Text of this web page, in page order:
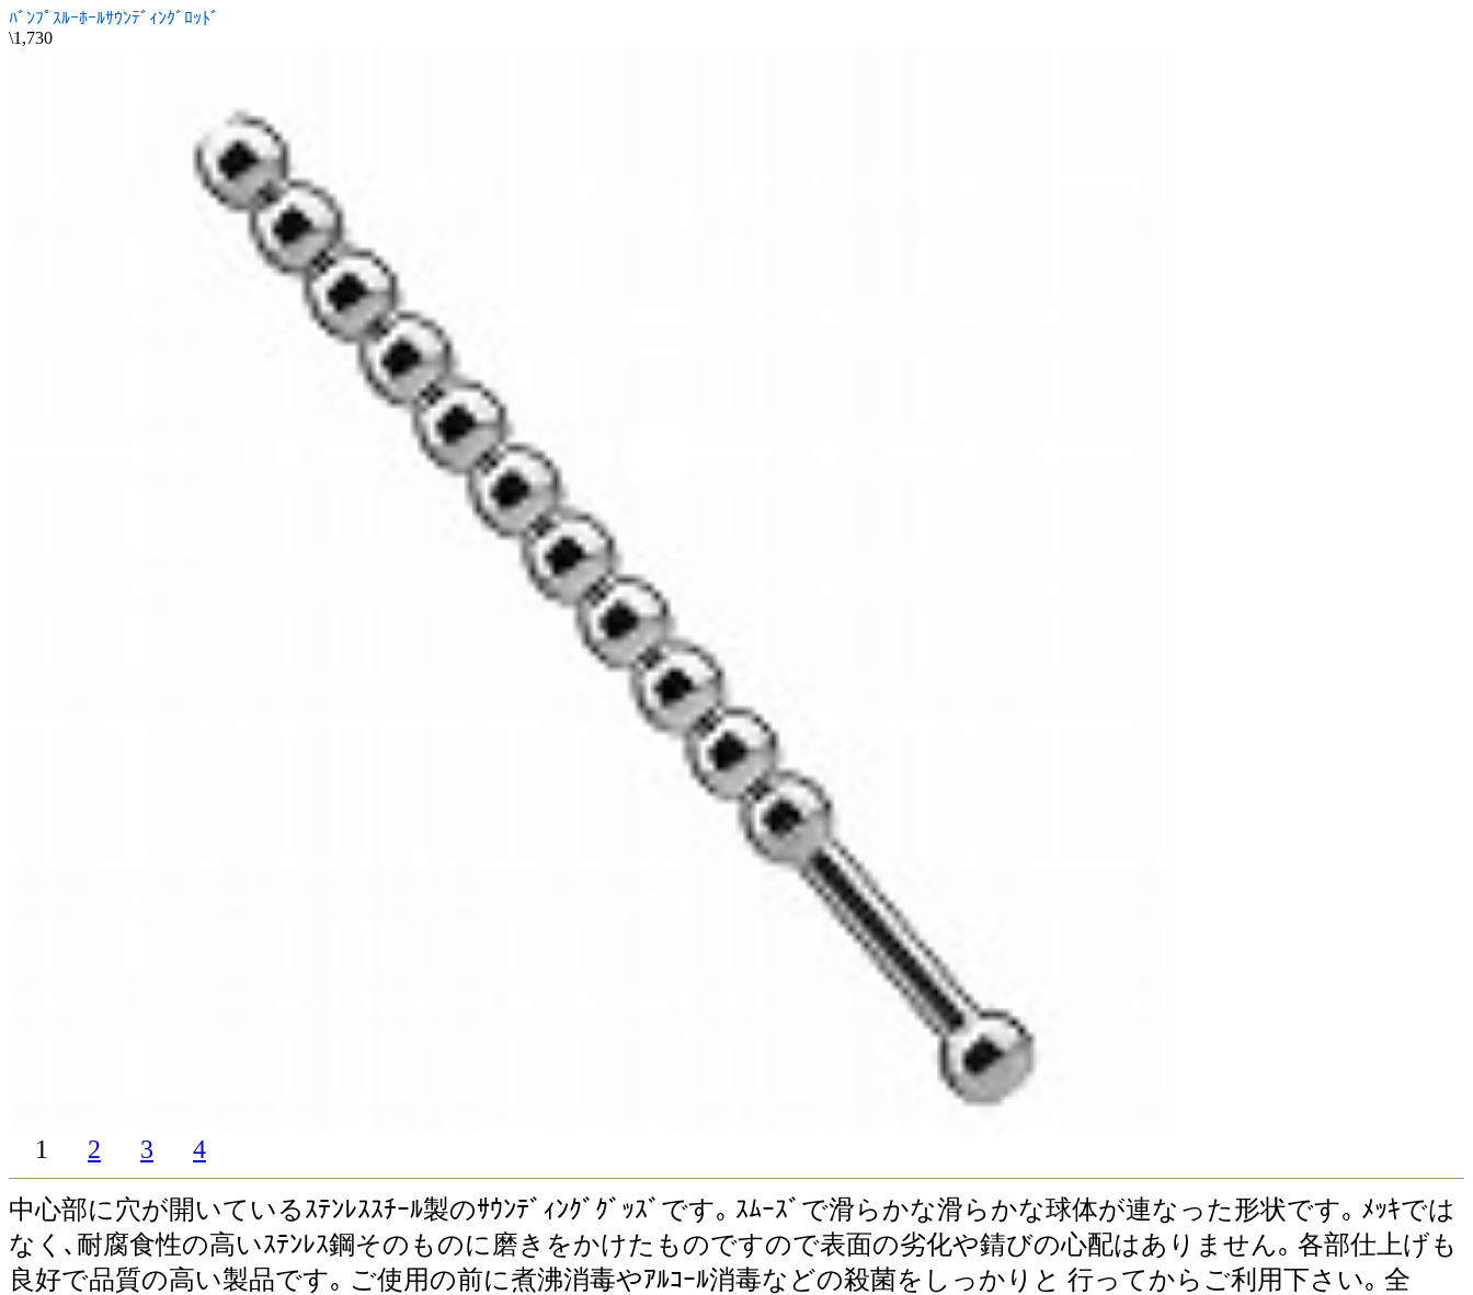
ﾊﾞﾝﾌﾟｽﾙｰﾎｰﾙｻｳﾝﾃﾞｨﾝｸﾞﾛｯﾄﾞ
\1,730
1 2 3 4
中心部に穴が開いているｽﾃﾝﾚｽｽﾁｰﾙ製のｻｳﾝﾃﾞｨﾝｸﾞｸﾞｯｽﾞです｡ ｽﾑｰｽﾞで滑らかな滑らかな球体が連なった形状です｡ ﾒｯｷでは
なく､耐腐食性の高いｽﾃﾝﾚｽ鋼そのものに磨きをかけたものですので表面の劣化や錆びの心配はありません｡ 各部仕上げも
良好で品質の高い製品です｡ ご使用の前に煮沸消毒やｱﾙｺｰﾙ消毒などの殺菌をしっかりと 行ってからご利用下さい｡ 全